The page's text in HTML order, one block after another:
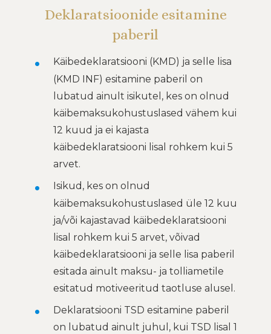
Deklaratsioonide esitamine
paberil
Käibedeklaratsiooni (KMD) ja selle lisa
(KMD INF) esitamine paberil on
lubatud ainult isikutel, kes on olnud
käibemaksukohustuslased vähem kui
12 kuud ja ei kajasta
käibedeklaratsiooni lisal rohkem kui 5
arvet.
Isikud, kes on olnud
käibemaksukohustuslased üle 12 kuu
ja/või kajastavad käibedeklaratsiooni
lisal rohkem kui 5 arvet, võivad
käibedeklaratsiooni ja selle lisa paberil
esitada ainult maksu- ja tolliametile
esitatud motiveeritud taotluse alusel.
Deklaratsiooni TSD esitamine paberil
on lubatud ainult juhul, kui TSD lisal 1